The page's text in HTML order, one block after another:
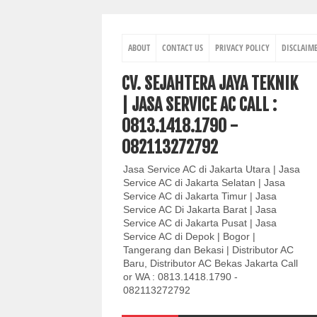
ABOUT CONTACT US PRIVACY POLICY
CV. SEJAHTERA JAYA TEKNIK
| JASA SERVICE AC CALL :
0813.1418.1790 -
082113272792
Jasa Service AC di Jakarta Utara | Jasa
Service AC di Jakarta Selatan | Jasa
Service AC di Jakarta Timur | Jasa
Service AC Di Jakarta Barat | Jasa
Service AC di Jakarta Pusat | Jasa
Service AC di Depok | Bogor |
Tangerang dan Bekasi | Distributor AC
Baru, Distributor AC Bekas Jakarta Call
or WA : 0813.1418.1790 -
082113272792